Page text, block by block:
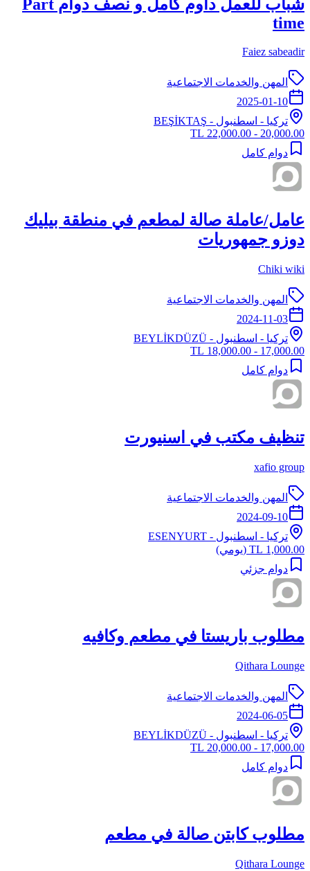
شباب للعمل داوم كامل و نصف دوام Part
time
Faiez sabeadir
المهن والخدمات الاجتماعية
2025-01-10
تركيا - اسطنبول - BEŞİKTAŞ
20,000.00 - 22,000.00 TL
دوام كامل
عامل/عاملة صالة لمطعم في منطقة بيليك
دوزو جمهوريات
Chiki wiki
المهن والخدمات الاجتماعية
2024-11-03
تركيا - اسطنبول - BEYLİKDÜZÜ
17,000.00 - 18,000.00 TL
دوام كامل
تنظيف مكتب في اسنيورت
xafio group
المهن والخدمات الاجتماعية
2024-09-10
تركيا - اسطنبول - ESENYURT
1,000.00 TL
(يومي)
دوام جزئي
مطلوب باريستا في مطعم وكافيه
Qithara Lounge
المهن والخدمات الاجتماعية
2024-06-05
تركيا - اسطنبول - BEYLİKDÜZÜ
17,000.00 - 20,000.00 TL
دوام كامل
مطلوب كابتن صالة في مطعم
Qithara Lounge